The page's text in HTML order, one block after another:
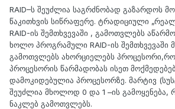
RAID–ს შეუძლია საგრძნობად გაზარდოს
წაკითხვის სიწრაფერე. ტრადიციული
RAID-ის შემთხვევაში , გამოთვლებს
ხოლო პროგრამული RAID-ის შემთხვევაში
გამოთვლებს ახორციელებს
პროცესორის წარმადობას ისეთ
დამოკიდებულია პროცესორზე. მარტივ
შეუძლია მხოლოდ 0 და 1 –ის გამოყენება,
ნაკლებ გამოთვლებს.